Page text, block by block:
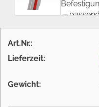
Art.Nr.:
Lieferzeit:
Gewicht: